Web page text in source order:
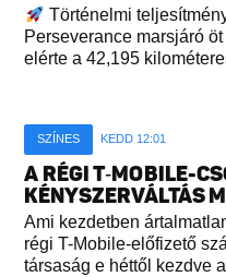
Történelmi
Perseverance marsjáró
elérte a 42,195
SZÍNES KEDD 12:01
A RÉGI T‑MOBILE-
KÉNYSZERVÁLTÁS
Ami kezdetben
régi T-Mobile-előfizető
társaság e héttől kezdve